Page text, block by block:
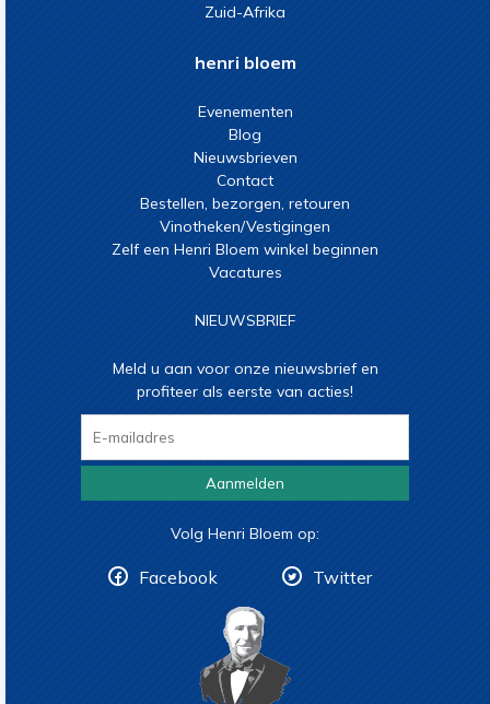
Zuid-Afrika
henri bloem
Evenementen
Blog
Nieuwsbrieven
Contact
Bestellen, bezorgen, retouren
Vinotheken/Vestigingen
Zelf een Henri Bloem winkel beginnen
Vacatures
NIEUWSBRIEF
Meld u aan voor onze nieuwsbrief en
profiteer als eerste van acties!
Aanmelden
Volg Henri Bloem op:
Facebook Twitter